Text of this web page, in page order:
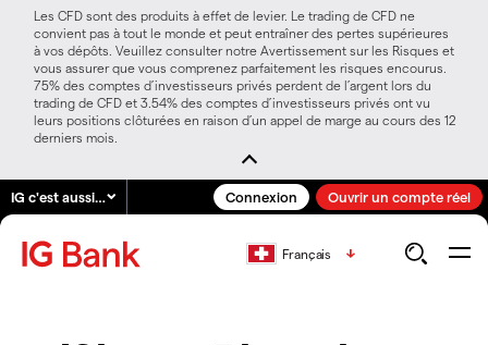
Les CFD sont des produits à effet de levier. Le trading de CFD ne
convient pas à tout le monde et peut entraîner des pertes supérieures
à vos dépôts. Veuillez consulter notre Avertissement sur les Risques et
vous assurer que vous comprenez parfaitement les risques encourus.
75% des comptes d’investisseurs privés perdent de l’argent lors du
trading de CFD et 3.54% des comptes d’investisseurs privés ont vu
leurs positions clôturées en raison d’un appel de marge au cours des 12
derniers mois.
IG c'est aussi… Connexion Ouvrir un compte réel
Français